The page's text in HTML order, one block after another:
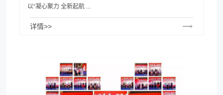
以“凝心聚力 全新起航 ...
详情>>